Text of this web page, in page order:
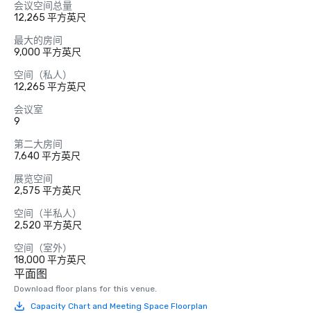
会议空间总量
12,265 平方英尺
最大的房间
9,000 平方英尺
空间（私人）
12,265 平方英尺
会议室
9
第二大房间
7,640 平方英尺
展览空间
2,575 平方英尺
空间（半私人）
2,520 平方英尺
空间（室外）
18,000 平方英尺
平面图
Download floor plans for this venue.
Capacity Chart and Meeting Space Floorplan